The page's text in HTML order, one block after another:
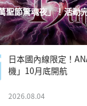
聖節驚魂夜」！活動
日本國內線限定！
機」10月底開航
2026.08.04